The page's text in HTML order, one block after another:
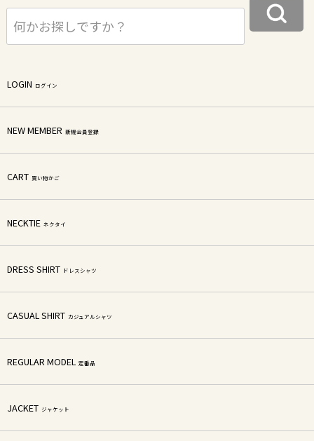
LOGIN ログイン
NEW MEMBER 新規会員登録
CART 買い物かご
NECKTIE ネクタイ
DRESS SHIRT ドレスシャツ
CASUAL SHIRT カジュアルシャツ
REGULAR MODEL 定番品
JACKET ジャケット